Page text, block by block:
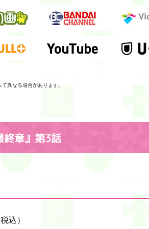
異なる場合があります。
章』第3話
込）